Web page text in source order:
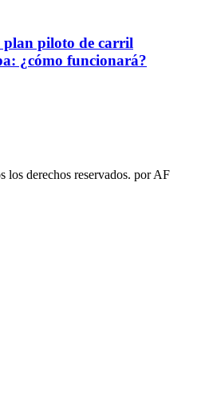
plan piloto de carril
¿cómo funcionará?
derechos reservados. por AF